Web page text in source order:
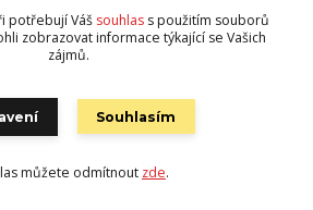
562 858
- 17:30 hod.)
potřebují Váš souhlas s použitím souborů
zobrazovat informace týkající se Vašich
zájmů.
Souhlasím
můžete odmítnout zde.